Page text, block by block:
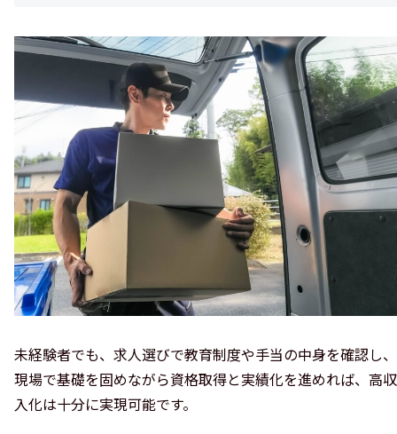
未経験者でも、求人選びで教育制度や手当の中身を確認し、
現場で基礎を固めながら資格取得と実績化を進めれば、高収
入化は十分に実現可能です。